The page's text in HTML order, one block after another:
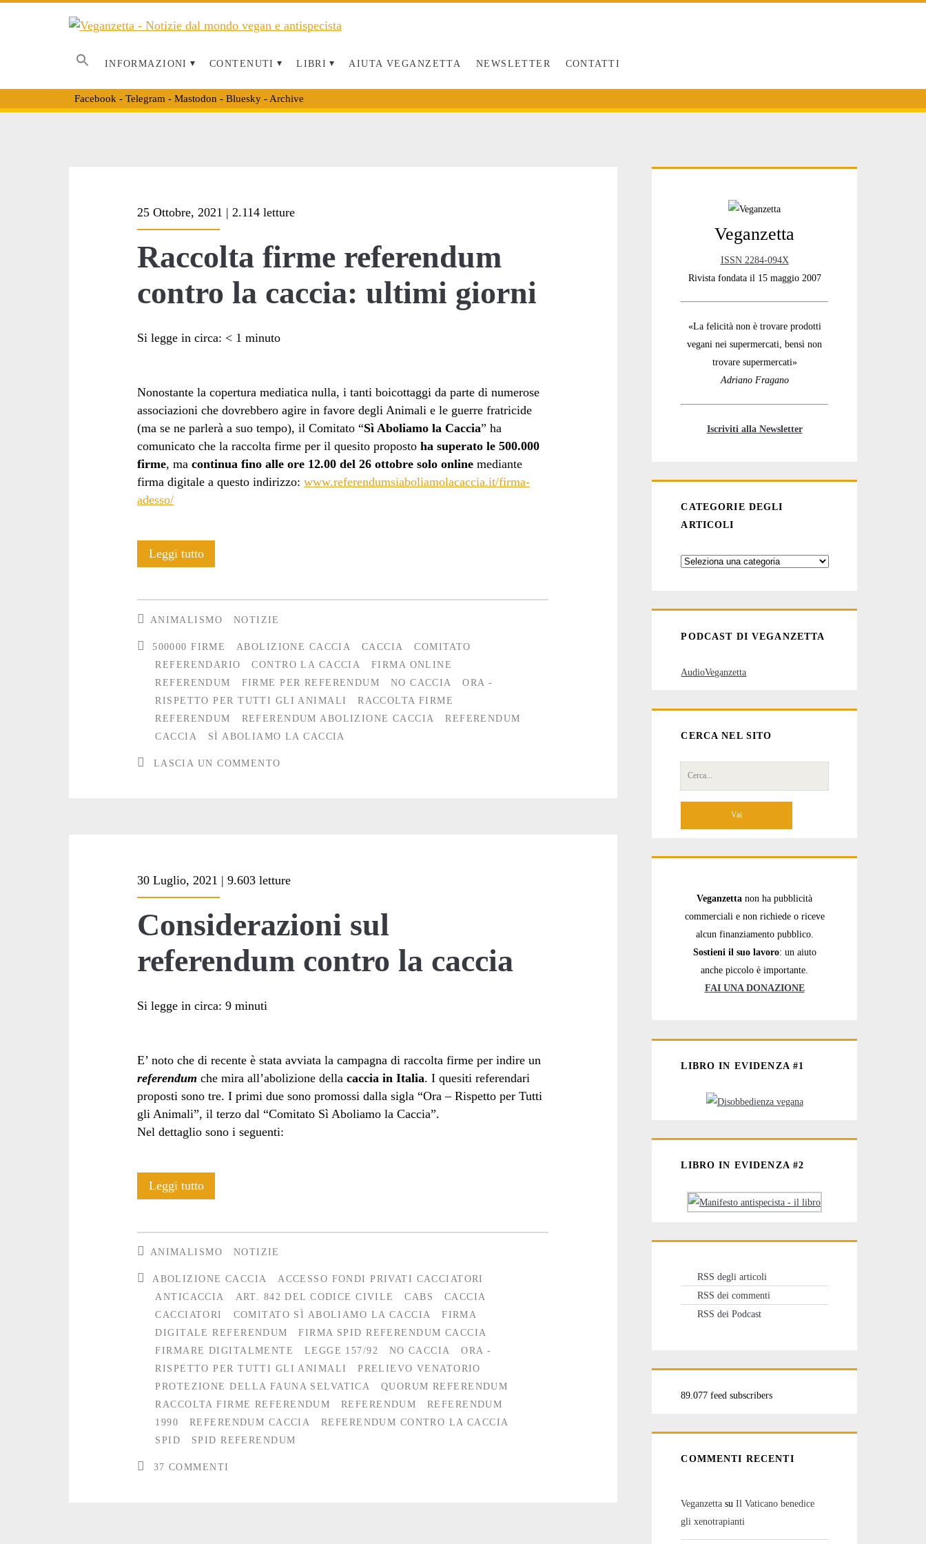
INFORMAZIONI CONTENUTI LIBRI AIUTA VEGANZETTA NEWSLETTER CONTATTI
Facebook - Telegram - Mastodon - Bluesky- Archive
<span>raccolta
referendum</span>
25 Ottobre, 2021 | 2.114 letture
Raccolta firme referendum
contro la caccia: ultimi giorni
Si legge in circa: < 1 minuto
Nonostante la copertura mediatica nulla, i tanti boicottaggi da parte di numerose
associazioni che dovrebbero agire in favore degli Animali e le guerre fratricide
(ma se ne parlerà a suo tempo), il Comitato “Sì Aboliamo la Caccia” ha
comunicato che la raccolta firme per il quesito propostoha superato le 500.000
firme, macontinua fino alle ore 12.00 del 26 ottobre solo online mediante
firma digitale a questo indirizzo:www.referendumsiaboliamolacaccia.it/firma-
adesso/
Leggi tuttoRaccolta
la
caccia:
ultimi
giorni
ANIMALISMO NOTIZIE
500000 FIRME ABOLIZIONE CACCIA CACCIA
COMITATO
REFERENDARIO
CONTRO LA CACCIA
FIRMA ONLINE
REFERENDUM
FIRME PER REFERENDUM NO CACCIA
ORA -
RISPETTO PER TUTTI GLI ANIMALI
RACCOLTA FIRME
REFERENDUM
REFERENDUM ABOLIZIONE CACCIA
REFERENDUM
CACCIA
SÌ ABOLIAMO LA CACCIA
LASCIA UN COMMENTO
30 Luglio, 2021 | 9.603 letture
Considerazioni sul
referendum contro la caccia
Si legge in circa: 9 minuti
E’ noto che di recente è stata avviata la campagna di raccolta firme per indire un
referendumche mira all’abolizione dellacacciain Italia. I quesiti referendari
proposti sono tre. I primi due sono promossi dalla sigla “Ora – Rispetto per Tutti
gli Animali”, il terzo dal “Comitato Sì Aboliamo la Caccia”.
Nel dettaglio sono i seguenti:
Leggi tuttoConsiderazioni
la
caccia
ANIMALISMO NOTIZIE
ABOLIZIONE CACCIA
ACCESSO FONDI PRIVATI CACCIATORI
ANTICACCIA
ART. 842 DEL CODICE CIVILE CABS
CACCIA
CACCIATORI
COMITATO SÌ ABOLIAMO LA CACCIA
FIRMA
DIGITALE REFERENDUM
FIRMA SPID REFERENDUM CACCIA
FIRMARE DIGITALMENTE
LEGGE 157/92 NO CACCIA
ORA -
RISPETTO PER TUTTI GLI ANIMALI
PRELIEVO VENATORIO
PROTEZIONE DELLA FAUNA SELVATICA
QUORUM REFERENDUM
RACCOLTA FIRME REFERENDUM
REFERENDUM
REFERENDUM
1990
REFERENDUM CACCIA
REFERENDUM CONTRO LA CACCIA
SPID
SPID REFERENDUM
37 COMMENTI
Primary
Sidebar
Veganzetta
ISSN 2284-094X
Rivista fondata il 15 maggio 2007
«La felicità non è trovare prodotti
vegani nei supermercati, bensì non
trovare supermercati»
Adriano Fragano
Iscriviti alla Newsletter
CATEGORIE DEGLI
ARTICOLI
Categorie
PODCAST DI VEGANZETTA
AudioVeganzetta
CERCA NEL SITO
Cerca
per:
Veganzetta non ha pubblicità
commerciali e non richiede o riceve
alcun finanziamento pubblico.
Sostieni il suo lavoro: un aiuto
anche piccolo è importante.
FAI UNA DONAZIONE
LIBRO IN EVIDENZA #1
LIBRO IN EVIDENZA #2
RSS degli articoli
RSS dei commenti
RSS dei Podcast
89.077 feed subscribers
COMMENTI RECENTI
Veganzetta suIl Vaticano benedice
gli xenotrapianti